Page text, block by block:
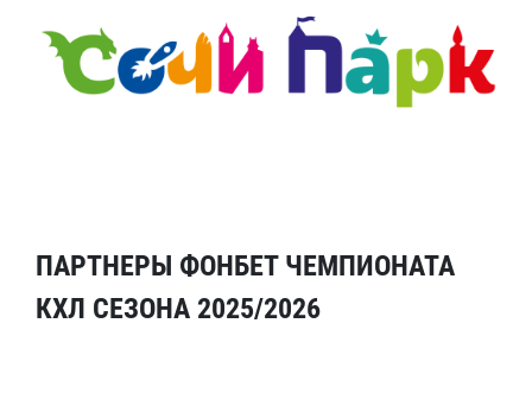
ПАРТНЕРЫ ФОНБЕТ ЧЕМПИОНАТА
КХЛ СЕЗОНА 2025/2026